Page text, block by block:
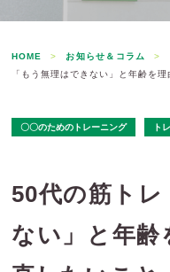
HOME > お知らせ＆コラム >
「もう無理はできない」と年齢を
〇〇のためのトレーニング ト
50代の筋トレ
ない」と年齢